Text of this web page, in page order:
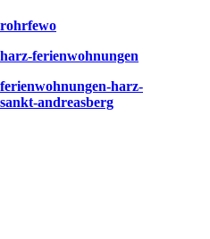
rohrfewo
harz-ferienwohnungen
ferienwohnungen-harz-
sankt-andreasberg